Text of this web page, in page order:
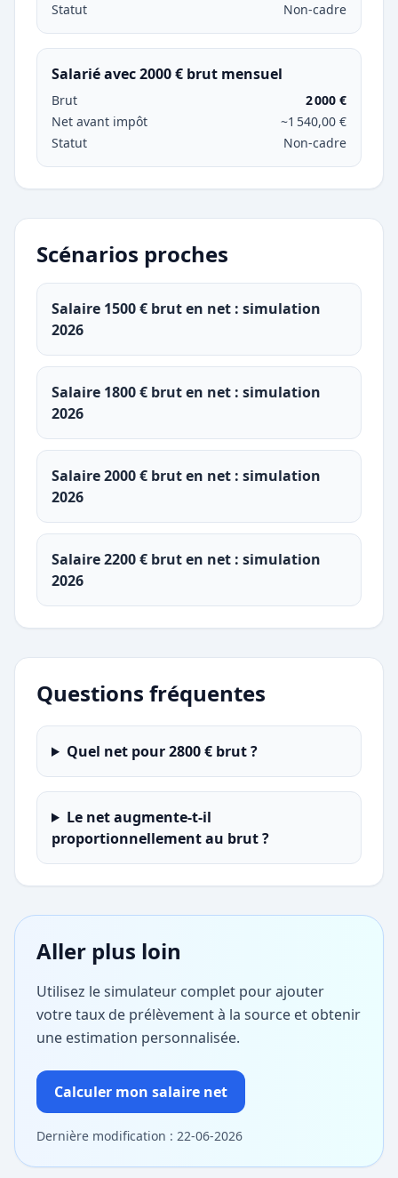
Statut
Non-cadre
Salarié avec 2000 € brut mensuel
Brut
2 000 €
Net avant impôt
~1 540,00 €
Statut
Non-cadre
Scénarios proches
Salaire 1500 € brut en net : simulation
2026
Salaire 1800 € brut en net : simulation
2026
Salaire 2000 € brut en net : simulation
2026
Salaire 2200 € brut en net : simulation
2026
Questions fréquentes
Quel net pour 2800 € brut ?
Le net augmente-t-il
proportionnellement au brut ?
Aller plus loin
Utilisez le simulateur complet pour ajouter
votre taux de prélèvement à la source et obtenir
une estimation personnalisée.
Calculer mon salaire net
Dernière modification : 22-06-2026